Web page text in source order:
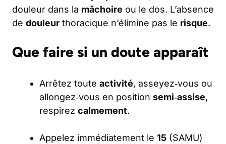
douleur dans la mâchoire ou le dos. L’absence
de douleur thoracique n’élimine pas le risque.
Que faire si un doute apparaît
Arrêtez toute activité, asseyez‑vous ou
allongez‑vous en position semi‑assise,
respirez calmement.
Appelez immédiatement le 15 (SAMU)